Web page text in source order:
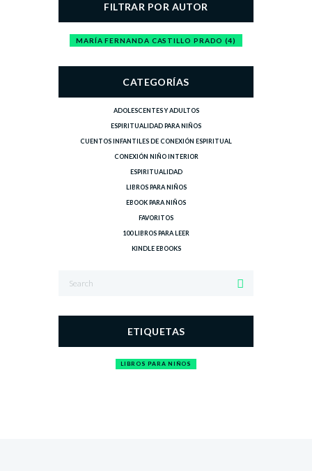
FILTRAR POR AUTOR
MARÍA FERNANDA CASTILLO PRADO (4)
CATEGORÍAS
ADOLESCENTES Y ADULTOS
ESPIRITUALIDAD PARA NIÑOS
CUENTOS INFANTILES DE CONEXIÓN ESPIRITUAL
CONEXIÓN NIÑO INTERIOR
ESPIRITUALIDAD
LIBROS PARA NIÑOS
EBOOK PARA NIÑOS
FAVORITOS
100 LIBROS PARA LEER
KINDLE EBOOKS
ETIQUETAS
LIBROS PARA NIÑOS